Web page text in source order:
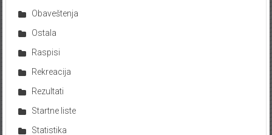
Obaveštenja
Ostala
Raspisi
Rekreacija
Rezultati
Startne liste
Statistika